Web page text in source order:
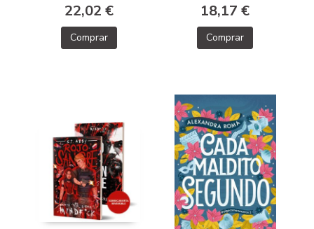
22,02 €
Comprar
18,17 €
Comprar